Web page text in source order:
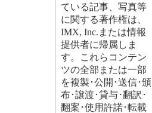
ている記事、写真等
に関する著作権は、
IMX, Inc.または情報
提供者に帰属しま
す。これらコンテン
ツの全部または一部
を複製･公開･送信･頒
布･譲渡･貸与･翻訳･
翻案･使用許諾･転載